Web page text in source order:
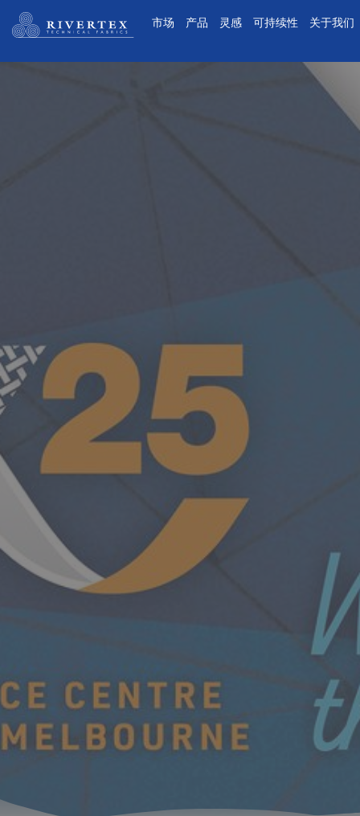
Rivertex技术面料集团 市场 产品 灵感 可持续性 关于我们